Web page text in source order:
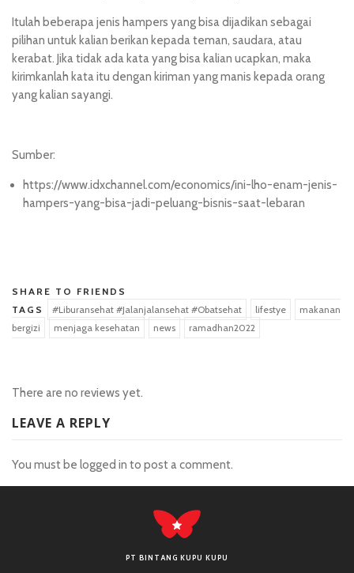
Itulah beberapa jenis hampers yang bisa dijadikan sebagai
pilihan untuk kalian berikan kepada teman, saudara, atau
kerabat. Jika tidak ada kata yang bisa kalian ucapkan, maka
kirimkanlah kata itu dengan kiriman yang manis kepada orang
yang kalian sayangi.
Sumber:
https://www.idxchannel.com/economics/ini-lho-enam-jenis-
hampers-yang-bisa-jadi-peluang-bisnis-saat-lebaran
SHARE TO FRIENDS
TAGS
#Liburansehat #Jalanjalansehat #Obatsehat lifestye
makanan
bergizi
menjaga kesehatan news ramadhan2022
There are no reviews yet.
LEAVE A REPLY
You must be logged in to post a comment.
PT BINTANG KUPU KUPU